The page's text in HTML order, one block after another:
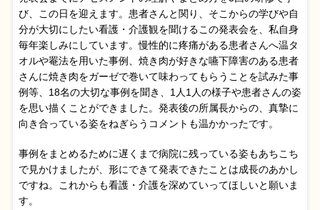
び、この日を迎えます。患者さんと関り、そこからの学びや自
分が大切にしたい看護・介護観を聞けるこの発表会を、私自身
毎年楽しみにしています。慢性的に疼痛がある患者さんへ温タ
オルや罨法を用いた事例、焼き肉が好きな嚥下障害のある患者
さんに焼き肉をガーゼで巻いて味わってもらうことを試みた事
例等、18名の大切な事例を聞き、1人1人の様子や患者さんの姿
を思い描くことができました。発表後の所属長からの、真摯に
向き合っている姿をねぎらうコメントも温かかったです。
事例をまとめるために遅くまで病院に残っている姿もあちこち
で見かけましたが、形にできて発表できたことは成長のあかし
ですね。これからも看護・介護を深めていってほしいと願いま
す。